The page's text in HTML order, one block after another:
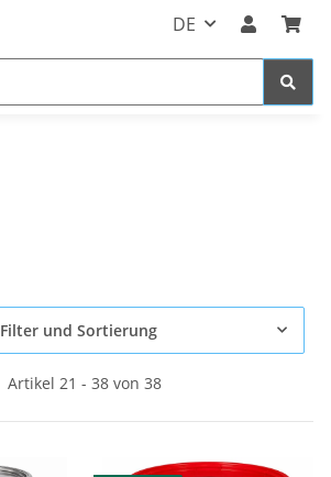
DE
Filter und Sortierung
Artikel 21 - 38 von 38